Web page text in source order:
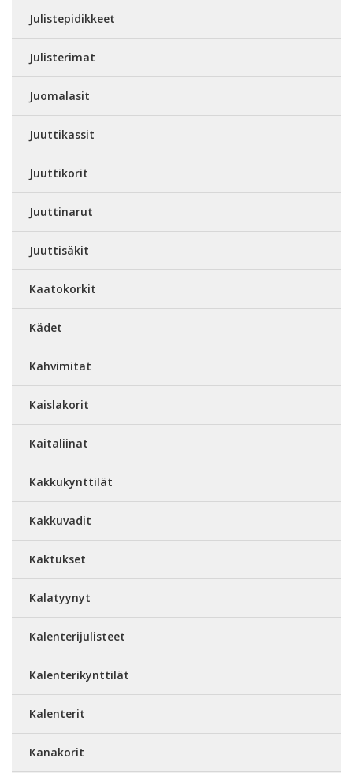
Julistepidikkeet
Julisterimat
Juomalasit
Juuttikassit
Juuttikorit
Juuttinarut
Juuttisäkit
Kaatokorkit
Kädet
Kahvimitat
Kaislakorit
Kaitaliinat
Kakkukynttilät
Kakkuvadit
Kaktukset
Kalatyynyt
Kalenterijulisteet
Kalenterikynttilät
Kalenterit
Kanakorit